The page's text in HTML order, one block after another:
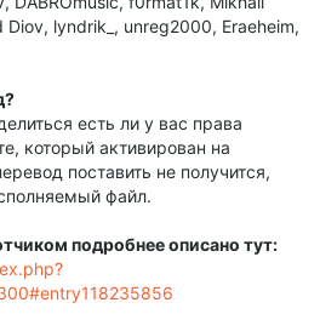
lyndrik_, unreg2000, Eraeheim,
есть ли у вас права
который активирован на
поставить не получится,
файл.
подробнее описано тут: